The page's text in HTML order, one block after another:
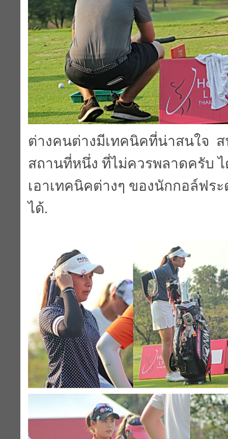
ต่างคนต่างมีเทคนิคที่น่าสนใจ
สถานที่หนึ่ง ที่ไม่ควรพลาดครับ
เอาเทคนิคต่างๆ ของนักกอล์ฟร
ได้.